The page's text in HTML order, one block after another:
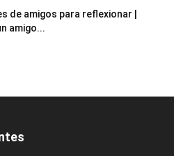
de amigos para reflexionar |
amigo...